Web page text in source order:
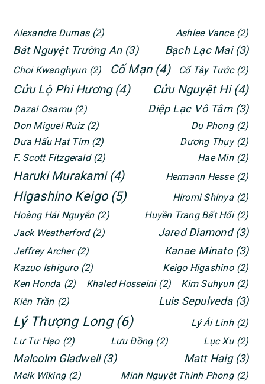
Alexandre Dumas (2) Ashlee Vance (2)
Bát Nguyệt Trường An (3) Bạch Lạc Mai (3)
Choi Kwanghyun (2) Cố Mạn (4) Cố Tây Tước (2)
Cửu Lộ Phi Hương (4) Cửu Nguyệt Hi (4)
Dazai Osamu (2) Diệp Lạc Vô Tâm (3)
Don Miguel Ruiz (2) Du Phong (2)
Dưa Hấu Hạt Tím (2) Dương Thụy (2)
F. Scott Fitzgerald (2) Hae Min (2)
Haruki Murakami (4) Hermann Hesse (2)
Higashino Keigo (5) Hiromi Shinya (2)
Hoàng Hải Nguyễn (2) Huyền Trang Bất Hối (2)
Jack Weatherford (2) Jared Diamond (3)
Jeffrey Archer (2) Kanae Minato (3)
Kazuo Ishiguro (2) Keigo Higashino (2)
Ken Honda (2) Khaled Hosseini (2) Kim Suhyun (2)
Kiên Trần (2) Luis Sepulveda (3)
Lý Thượng Long (6) Lý Ái Linh (2)
Lư Tư Hạo (2) Lưu Đồng (2) Lục Xu (2)
Malcolm Gladwell (3) Matt Haig (3)
Meik Wiking (2) Minh Nguyệt Thính Phong (2)